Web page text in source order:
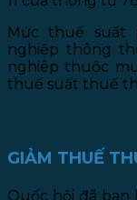
Mức thuế suất
nghiệp thông
nghiêp thuộc
thuế suất thuế
GIẢM THUẾ
Quốc hội đã ban